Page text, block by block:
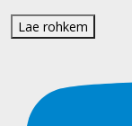
Lae rohkem